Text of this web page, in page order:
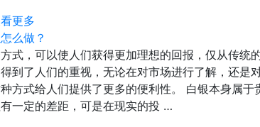
更多
么做？
式，可以使人们获得更加理想的回报，仅从传统
到了人们的重视，无论在对市场进行了解，还
方式给人们提供了更多的便利性。 白银本身属
一定的差距，可是在现实的投 …